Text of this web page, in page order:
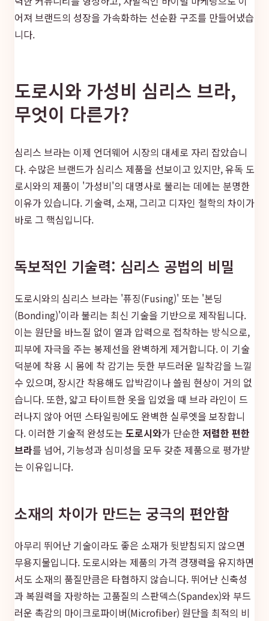
어져 브랜드의 성장을 가속화하는 선순환 구조를 만들어냈습
니다.
도로시와 가성비 심리스 브라,
무엇이 다른가?
심리스 브라는 이제 언더웨어 시장의 대세로 자리 잡았습니
다. 수많은 브랜드가 심리스 제품을 선보이고 있지만, 유독 도
로시와의 제품이 '가성비'의 대명사로 불리는 데에는 분명한
이유가 있습니다. 기술력, 소재, 그리고 디자인 철학의 차이가
바로 그 핵심입니다.
독보적인 기술력: 심리스 공법의 비밀
도로시와의 심리스 브라는 '퓨징(Fusing)' 또는 '본딩
(Bonding)'이라 불리는 최신 기술을 기반으로 제작됩니다.
이는 원단을 바느질 없이 열과 압력으로 접착하는 방식으로,
피부에 자극을 주는 봉제선을 완벽하게 제거합니다. 이 기술
덕분에 착용 시 몸에 착 감기는 듯한 부드러운 밀착감을 느낄
수 있으며, 장시간 착용해도 압박감이나 쓸림 현상이 거의 없
습니다. 또한, 얇고 타이트한 옷을 입었을 때 브라 라인이 드
러나지 않아 어떤 스타일링에도 완벽한 실루엣을 보장합니
다. 이러한 기술적 완성도는 도로시와가 단순한 저렴한 편한
브라를 넘어, 기능성과 심미성을 모두 갖춘 제품으로 평가받
는 이유입니다.
소재의 차이가 만드는 궁극의 편안함
아무리 뛰어난 기술이라도 좋은 소재가 뒷받침되지 않으면
무용지물입니다. 도로시와는 제품의 가격 경쟁력을 유지하면
서도 소재의 품질만큼은 타협하지 않습니다. 뛰어난 신축성
과 복원력을 자랑하는 고품질의 스판덱스(Spandex)와 부드
러운 촉감의 마이크로파이버(Microfiber) 원단을 최적의 비